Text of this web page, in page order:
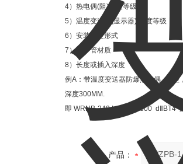
4）热电偶(阻)精度等级
5）温度变送器(显示器) 精度等级
6）安装固定形式
7）保护管材质
8）长度或插入深度
例A：带温度变送器防爆热电偶，K
深度300MM.
即 WRNB-240 L*I=450*300 dⅡBT4
产品：